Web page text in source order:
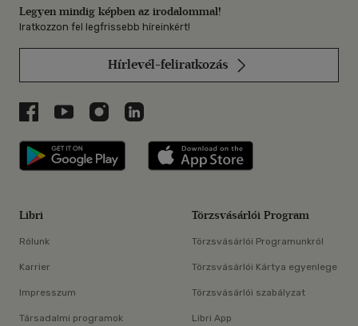
Legyen mindig képben az irodalommal!
Iratkozzon fel legfrissebb híreinkért!
Hírlevél-feliratkozás
Libri a Facebookon
Libri a Youtube-on
Libri az Instagramon
Libri a LinkedInen
Libri applikáció Szerezd meg: Google
Libri
Rólunk
Karrier
Impresszum
Társadalmi programok
Törzsvásárlói Program
Törzsvásárlói Programunkról
Törzsvásárlói Kártya egyenlege
Törzsvásárlói szabályzat
Libri App